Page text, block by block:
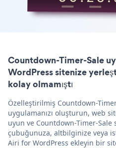
Countdown-Timer-Sale
WordPress sitenize
kolay olmamıştı
Özelleştirilmiş Countdown-
uygulamanızı oluşturun, web
uyun ve Countdown-Timer-Sale
çubuğunuza, altbilginize veya
Airi for WordPress ekleyin bir